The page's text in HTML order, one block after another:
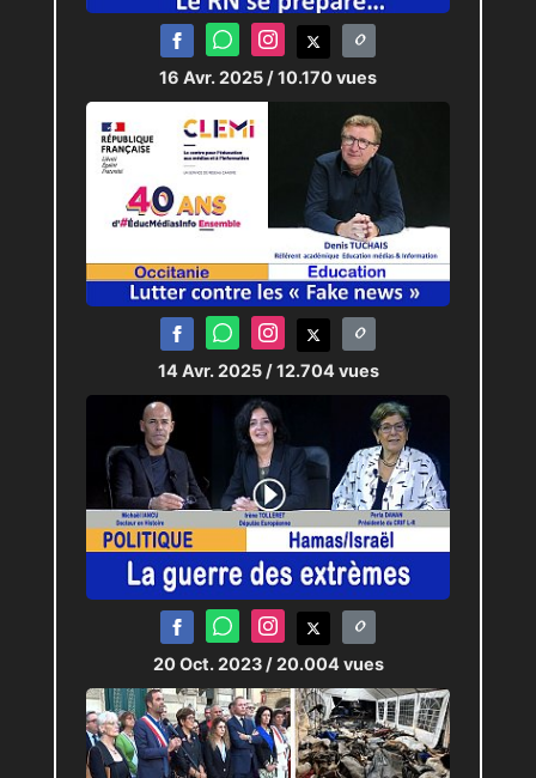
16 Avr. 2025 / 10.170 vues
14 Avr. 2025 / 12.704 vues
20 Oct. 2023 / 20.004 vues